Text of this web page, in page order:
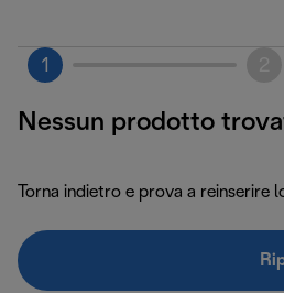
1
Nessun prodotto
Torna indietro e prova a reinserire